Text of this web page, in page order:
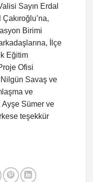
Sayın Erdal
Çakıroğlu’na,
Birimi
İlçe
Eğitim
Ofisi
Nilgün Savaş ve
ve
Ayşe Sümer ve
teşekkür